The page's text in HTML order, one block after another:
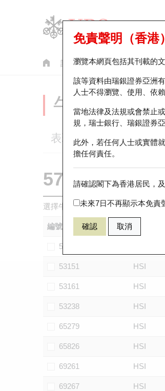
認股證 牛熊證 美股指數產
免責聲明（香港）
瀏覽本網頁包括其刊載的
該等資料由瑞銀證券亞洲
人士不得瀏覽、使用、依
當地法律及法規或會禁止
規，瑞士銀行、瑞銀證券
此外，若任何人士或實體
擔任何責任。
請確認閣下為香港居民，
未來7日不再顯示本免責
確認 取消
牛熊證分
表現 街貨統計
57794 瑞銀熊
選擇牛熊證作比較 *你可以選擇最多
編號
53146
53151 HSI
53161 HSI
53238 HSI
65279 HSI
65826 HSI
69261 HSI
69267 HSI